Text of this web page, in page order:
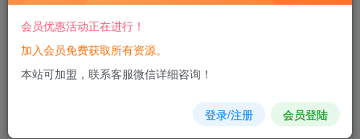
您当前未登录！建议登陆后购买，可保存购买订单
会员优惠活动正在进行！
加入会员免费获取所有资源。
本站可加盟，联系客服微信详细咨询！
登录/注册 会员登陆